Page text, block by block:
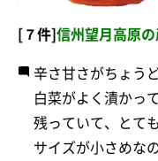
[７件]信州望月高原
辛さ甘さがちょう
白菜がよく漬かっ
残っていて、とて
サイズが小さめな